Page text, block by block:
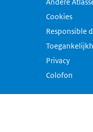
Cookies
Responsible
Privacy
Colofon